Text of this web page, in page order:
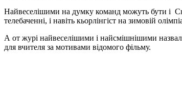
Найвеселішими на думку команд можуть бути і
телебаченні, і навіть кьорлінгіст на зимовій
А от журі найвеселішими і найсмішнішими
для вчителя за мотивами відомого фільму.